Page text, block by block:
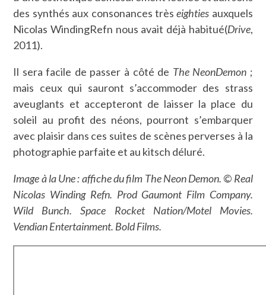
des synthés aux consonances trèseighties auxquels
Nicolas WindingRefn nous avait déjà habitué(Drive,
2011).
Il sera facile de passer à côté de The NeonDemon ;
mais ceux qui sauront s’accommoder des strass
aveuglants et accepteront de laisser la place du
soleil au profit des néons, pourront s’embarquer
avec plaisir dans ces suites de scènes perverses à la
photographie parfaite et au kitsch déluré.
Image à la Une : affiche du film The Neon Demon. © Real
Nicolas Winding Refn. Prod Gaumont Film Company.
Wild Bunch. Space Rocket Nation/Motel Movies.
Vendian Entertainment. Bold Films.